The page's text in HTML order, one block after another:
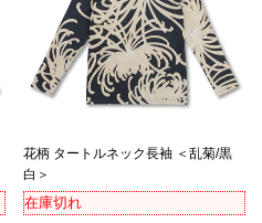
花柄 タートルネック長袖 ＜乱菊/黒
白＞
在庫切れ